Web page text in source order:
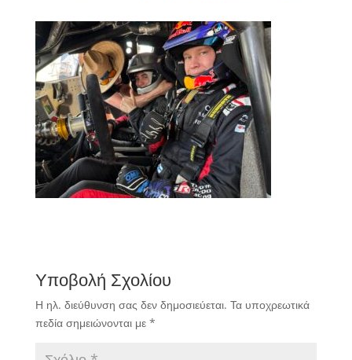
Υποβολή Σχολίου
Η ηλ. διεύθυνση σας δεν δημοσιεύεται. Τα υποχρεωτικά
πεδία σημειώνονται με *